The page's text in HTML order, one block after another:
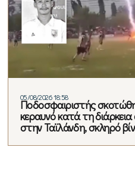
05/08/2026 18:58
Ποδοσφαιριστής
κεραυνό κατά τη
στην Ταϊλάνδη, σκληρό